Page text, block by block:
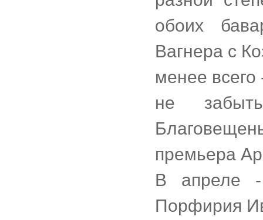
обоих
Вагнера с
менее
не
премьера
В апреле -
Порфирия